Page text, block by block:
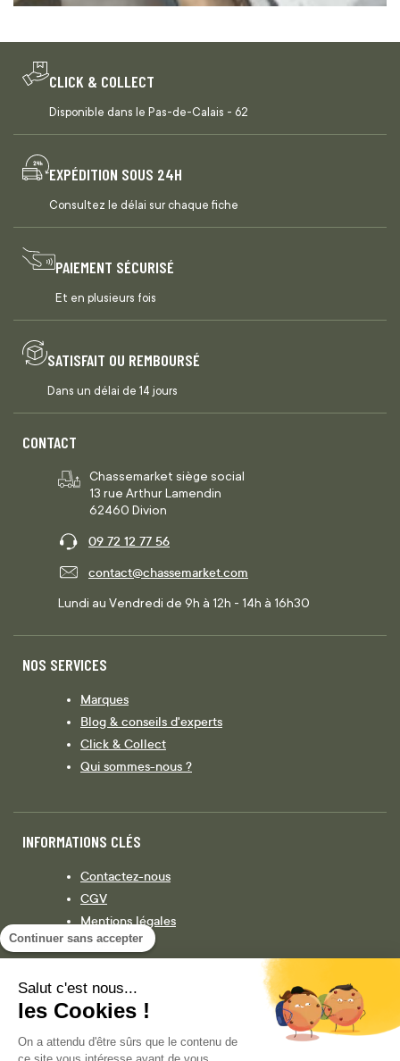
Continuer sans accepter
Salut c'est nous...
les Cookies !
On a attendu d'être sûrs que le contenu de
ce site vous intéresse avant de vous
CLICK & COLLECT
Disponible dans le Pas-de-Calais - 62
EXPÉDITION SOUS 24H
Consultez le délai sur chaque fiche
PAIEMENT SÉCURISÉ
Et en plusieurs fois
SATISFAIT OU REMBOURSÉ
Dans un délai de 14 jours
CONTACT
Chassemarket siège social
13 rue Arthur Lamendin
62460 Divion
09 72 12 77 56
contact@chassemarket.com
Lundi au Vendredi de 9h à 12h - 14h à 16h30
NOS SERVICES
Marques
Blog & conseils d'experts
Click & Collect
Qui sommes-nous ?
INFORMATIONS CLÉS
Contactez-nous
CGV
Mentions légales
Législation
Facebook Instagram